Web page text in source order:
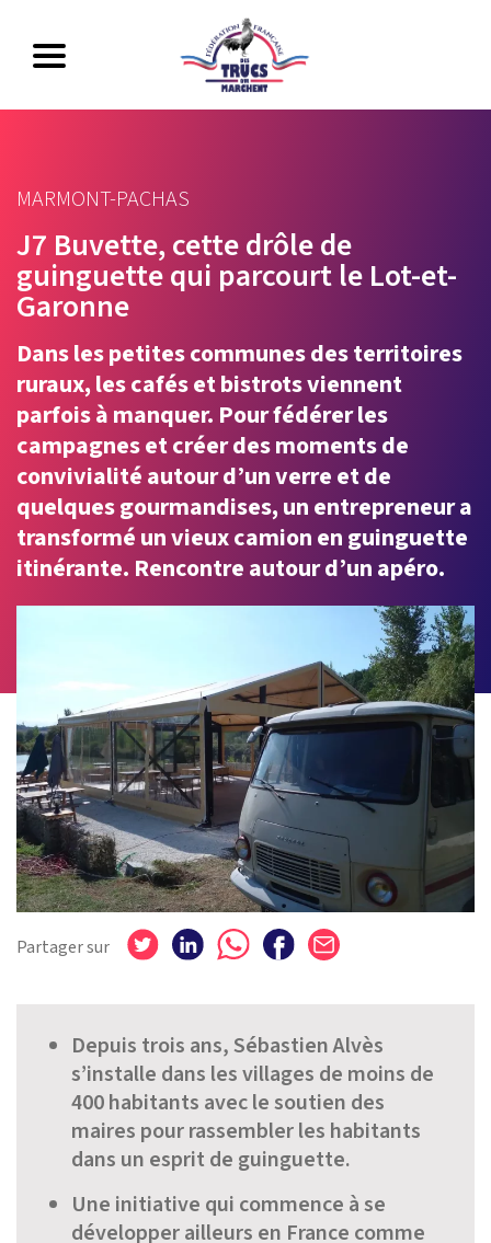
MARMONT-PACHAS
J7 Buvette, cette drôle de
guinguette qui parcourt le Lot-et-
Garonne
Dans les petites communes des territoires
ruraux, les cafés et bistrots viennent
parfois à manquer. Pour fédérer les
campagnes et créer des moments de
convivialité autour d’un verre et de
quelques gourmandises, un entrepreneur a
transformé un vieux camion en guinguette
itinérante. Rencontre autour d’un apéro.
Partager sur
Depuis trois ans, Sébastien Alvès
s’installe dans les villages de moins de
400 habitants avec le soutien des
maires pour rassembler les habitants
dans un esprit de guinguette.
Une initiative qui commence à se
développer ailleurs en France comme